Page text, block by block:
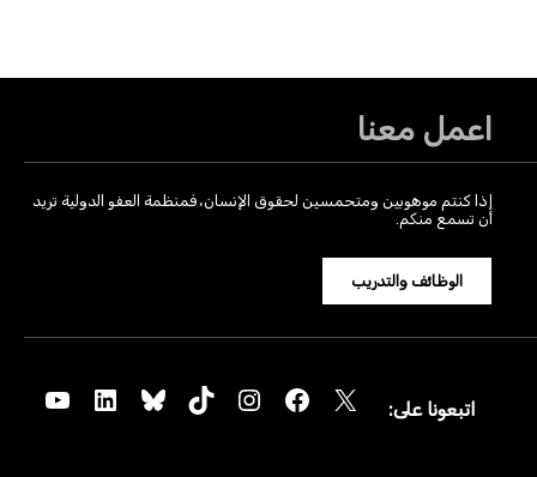
اعمل معنا
إذا كنتم موهوبين ومتحمسين لحقوق الإنسان، فمنظمة العفو الدولية تريد
أن تسمع منكم.
الوظائف والتدريب
اتبعونا على: X
Facebook
Instagram
TikTok
Bluesky
LinkedIn
YouTube